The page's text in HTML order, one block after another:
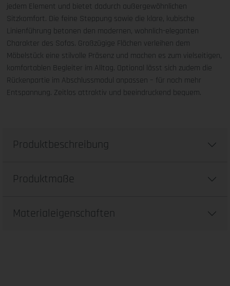
jedem Element und bietet dadurch außergewöhnlichen
Sitzkomfort. Die feine Steppung sowie die klare, kubische
Linienführung betonen den modernen, wohnlich-eleganten
Charakter des Sofas. Großzügige Flächen verleihen dem
Möbelstück eine stilvolle Präsenz und machen es zum vielseitigen,
komfortablen Begleiter im Alltag. Optional lässt sich zudem die
Rückenpartie im Abschlussmodul anpassen – für noch mehr
Entspannung. Zeitlos attraktiv und beeindruckend bequem.
Produktbeschreibung
Produktmaße
Materialeigenschaften